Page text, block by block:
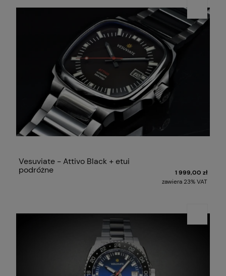
Vesuviate - Attivo Black + etui
podróżne
1 999,00 zł
zawiera 23% VAT